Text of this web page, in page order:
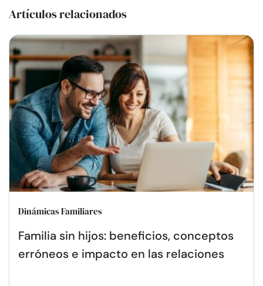
Artículos relacionados
Dinámicas Familiares
Familia sin hijos: beneficios, conceptos
erróneos e impacto en las relaciones